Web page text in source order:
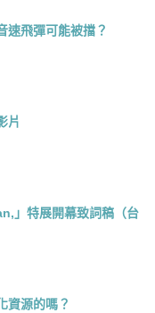
速飛彈可能被擋？
片
」特展開幕致詞稿（台
資源的嗎？